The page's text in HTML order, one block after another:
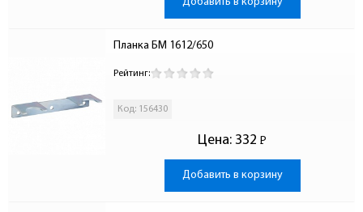
Планка БМ 1612/650
Рейтинг:
Код: 156430
Цена: 332 Р
-
Добавить в корзину